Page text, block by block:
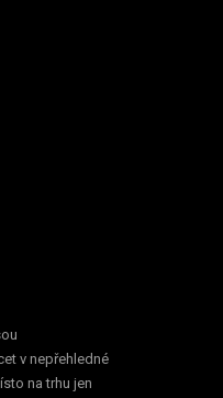
v nepřehledné
na trhu jen